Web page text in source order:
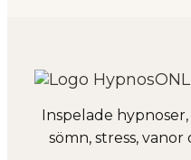
Inspelade
sömn, stress,